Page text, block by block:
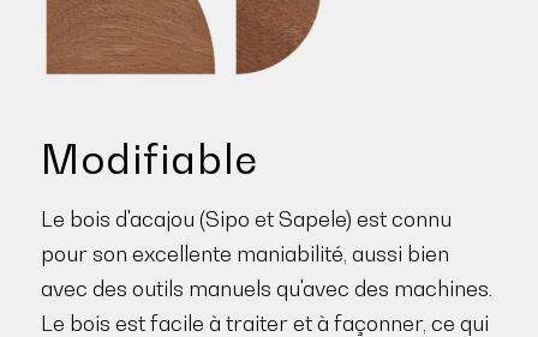
Modifiable
Le bois d'acajou (Sipo et Sapele) est connu
pour son excellente maniabilité, aussi bien
avec des outils manuels qu'avec des machines.
Le bois est facile à traiter et à façonner, ce qui